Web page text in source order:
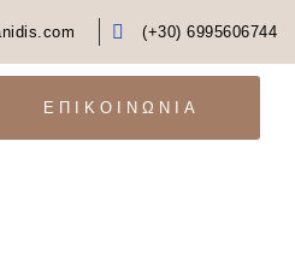
(+30) 6995606744
ΕΠΙΚΟΙΝΩΝΙΑ